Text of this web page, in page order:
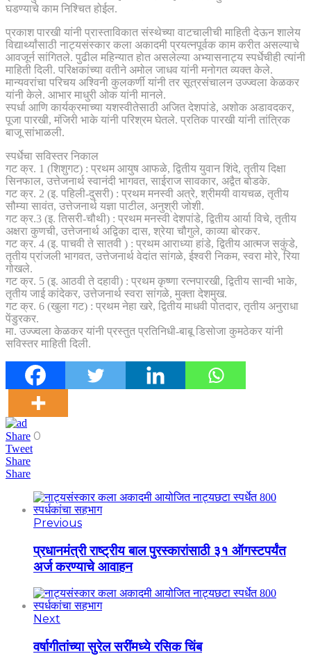
घडण्याचे काम निश्चित होईल.
प्रकाश पारखी यांनी प्रास्ताविकात संस्थेच्या वाटचालीची माहिती देऊन शालेय
विद्यार्थ्यांसाठी नाट्यसंस्कार कला अकादमी प्रयत्नपूर्वक काम करीत असल्याचे
आवजूर्न सांगितले. पुढील महिन्यात होत असलेल्या अभ्यासनाट्य स्पर्धेचीही त्यांनी
माहिती दिली. परिक्षकांच्या वतीने अमोल जाधव यांनी मनोगत व्यक्त केले.
मान्यवरांचा परिचय अश्विनी कुलकर्णी यांनी तर सूत्रसंचालन उज्ज्वला केळकर
यांनी केले. आभार माधुरी ओक यांनी मानले.
स्पर्धा आणि कार्यक्रमाच्या यशस्वीतेसाठी अजित देशपांडे, अशोक अडावदकर,
पूजा पारखी, मंजिरी भाके यांनी परिश्रम घेतले. प्रतिक पारखी यांनी तांत्रिक
बाजू सांभाळली.
स्पर्धेचा सविस्तर निकाल
गट क्र. 1 (शिशुगट) : प्रथम आयुष आफळे, द्वितीय युवान शिंदे, तृतीय दिक्षा
सिनफाल, उत्तेजनार्थ स्वानंदी भागवत, साईराज सावकार, अद्वैत बोडके.
गट क्र. 2 (इ. पहिली-दुसरी) : प्रथम मनस्वी अत्रे, श्रीमयी वायचळ, तृतीय
सौम्या सावंत, उत्तेजनार्थ यज्ञा पाटील, अनुश्री जोशी.
गट क्र.3 (इ. तिसरी-चौथी) : प्रथम मनस्वी देशपांडे, द्वितीय आर्या विचे, तृतीय
अक्षरा कुणची, उत्तेजनार्थ अद्विका दास, श्रेया चौगुले, काव्या बोरकर.
गट क्र. 4 (इ. पाचवी ते सातवी ) : प्रथम आराध्या हांडे, द्वितीय आत्मज सकुंडे,
तृतीय प्रांजली भागवत, उत्तेजनार्थ वेदांत सांगळे, ईश्वरी निकम, स्वरा मोरे, रिया
गोखले.
गट क्र. 5 (इ. आठवी ते दहावी) : प्रथम कृष्णा रत्नपारखी, द्वितीय सान्वी भाके,
तृतीय जाई कांदेकर, उत्तेजनार्थ स्वरा सांगळे, मुक्ता देशमुख.
गट क्र. 6 (खुला गट) : प्रथम नेहा खरे, द्वितीय माधवी पोतदार, तृतीय अनुराधा
पेंडुरकर.
मा. उज्ज्वला केळकर यांनी प्रस्तुत प्रतिनिधी-बाबू डिसोजा कुमठेकर यांनी
सविस्तर माहिती दिली.
Share 0
Tweet
Share
Share
Previous
प्रधानमंत्री राष्ट्रीय बाल पुरस्कारांसाठी ३१ ऑगस्टपर्यंत
अर्ज करण्याचे आवाहन
Next
वर्षागीतांच्या सुरेल सरींमध्ये रसिक चिंब